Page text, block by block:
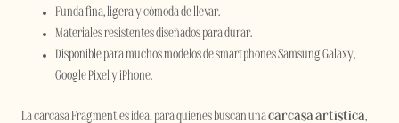
Funda fina, ligera y cómoda de llevar.
Materiales resistentes diseñados para durar.
Disponible para muchos modelos de smartphones Samsung Galaxy,
Google Pixel y iPhone.
La carcasa Fragment es ideal para quienes buscan unacarcasa artística,